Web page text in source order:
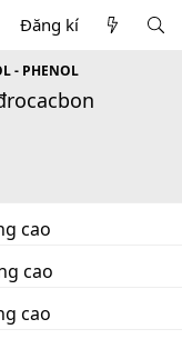
Đăng kí
- PHENOL
cao
cao
cao